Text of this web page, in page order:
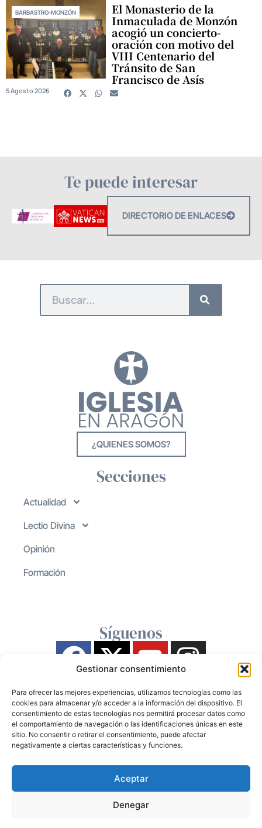
Gestionar consentimiento
Para ofrecer las mejores experiencias, utilizamos tecnologías como las
cookies para almacenar y/o acceder a la información del dispositivo. El
consentimiento de estas tecnologías nos permitirá procesar datos como
el comportamiento de navegación o las identificaciones únicas en este
sitio. No consentir o retirar el consentimiento, puede afectar
negativamente a ciertas características y funciones.
Aceptar
Denegar
BARBASTRO-MONZÓN El Monasterio de la
Inmaculada de Monzón
acogió un concierto-
oración con motivo del
VIII Centenario del
Tránsito de San
Francisco de Asís
5 Agosto 2026
Te puede interesar
DIRECTORIO DE ENLACES
¿QUIENES SOMOS?
Secciones
Actualidad
Lectio Divina
Opinión
Formación
Síguenos